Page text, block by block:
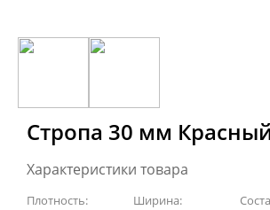
Стропа 30 мм
Характеристики товара
Плотность: Ширина: